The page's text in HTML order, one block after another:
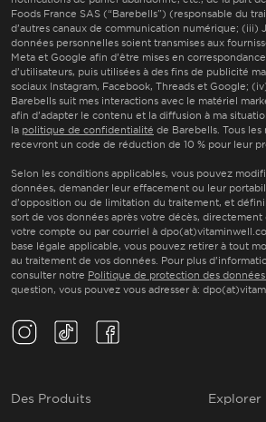
Des Produits Explorer
Foods France SAS (“Barebells”) (responsable du
d’autres canaux de communication numérique; (iii)
données personnelles soient transmises aux
Meta et Google afin d’être mises en
d’utilisateurs, puis utilisées à des fins de publicité
sociaux Instagram, Facebook, Threads et Google;
Barebells suit mes interactions avec le matériel
afin d’adapter le contenu et la diffusion à ma
la politique de confidentialité de Barebells. Tous
recevront un code de réduction de 10 % pour leur
Selon les conditions applicables, vous pouvez
données, demander leur effacement ou leur
d’opposition ou de limitation du traitement, et
sort de vos données après votre décès, directement
votre compte ou par courriel à
base légale applicable, vous pouvez retirer à tout
au traitement de vos données. Pour plus
consulter notre Politique de protection des
question, vous pouvez vous adresser à:
Instagram(Opens in a new tab)
TikTok(Opens in a new tab)
Facebook(Opens in a new